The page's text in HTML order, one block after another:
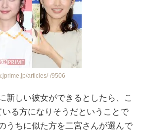
articles/-/9506
新しい彼女ができるとしたら、こ
る方になりそうだということで
うちに似た方を二宮さんが選んで